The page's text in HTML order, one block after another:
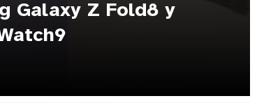
Galaxy Z Fold8 y